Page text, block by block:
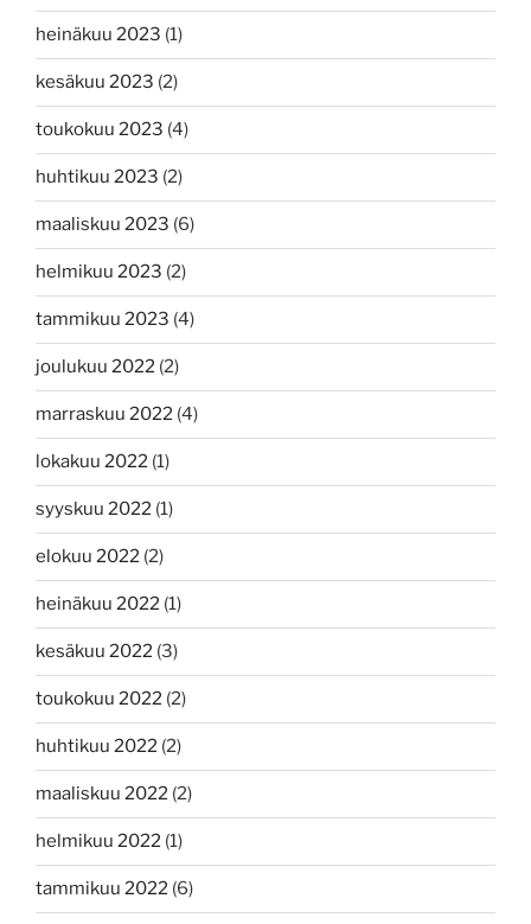
heinäkuu 2023 (1)
kesäkuu 2023 (2)
toukokuu 2023 (4)
huhtikuu 2023 (2)
maaliskuu 2023 (6)
helmikuu 2023 (2)
tammikuu 2023 (4)
joulukuu 2022 (2)
marraskuu 2022 (4)
lokakuu 2022 (1)
syyskuu 2022 (1)
elokuu 2022 (2)
heinäkuu 2022 (1)
kesäkuu 2022 (3)
toukokuu 2022 (2)
huhtikuu 2022 (2)
maaliskuu 2022 (2)
helmikuu 2022 (1)
tammikuu 2022 (6)